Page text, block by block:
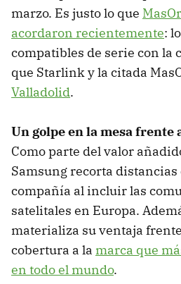
marzo. Es justo lo que
acordaron recientemente:
compatibles de serie con la
que Starlink y la citada
Valladolid.
Un golpe en la mesa frente
Como parte del valor
Samsung recorta distancias
compañía al incluir las
satelitales en Europa.
materializa su ventaja
cobertura a la marca que
en todo el mundo.